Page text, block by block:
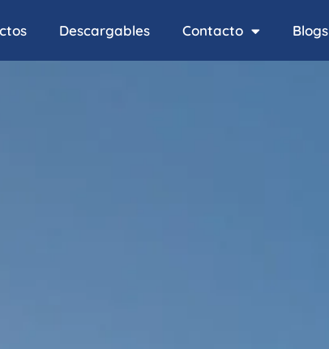
Descargables Contacto Blogs